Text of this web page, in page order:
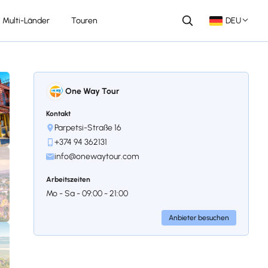
Multi-Länder Touren DEU
One Way Tour
Kontakt
Parpetsi-Straße 16
+374 94 362131
info@onewaytour.com
Arbeitszeiten
Mo - Sa - 09:00 - 21:00
Anbieter besuchen